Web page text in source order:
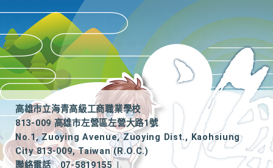
高雄市立海青高級工商職業學校
813-009 高雄市左營區左營大路1號
No.1, Zuoying Avenue, Zuoying Dist., Kaohsiung
City 813-009, Taiwan (R.O.C.)
聯絡電話
07-5819155
|